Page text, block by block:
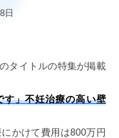
日
タイトルの特集が掲載
す」不妊治療の高い壁
かけて費用は800万円